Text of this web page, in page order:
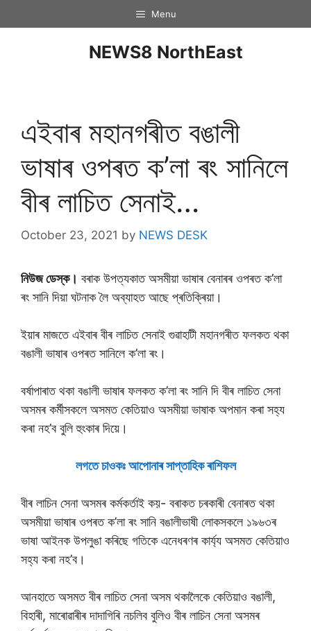
Menu
NEWS8 NorthEast
এইবাৰ মহানগৰীত বঙালী
ভাষাৰ ওপৰত ক’লা ৰং সানিলে
বীৰ লাচিত সেনাই…
October 23, 2021 by NEWS DESK
নিউজ ডেস্ক। বৰাক উপত্যকাত অসমীয়া ভাষাৰ বেনাৰৰ ওপৰত ক’লা
ৰং সানি দিয়া ঘটনাক লৈ অব্যাহত আছে প্ৰতিক্ৰিয়া।
ইয়াৰ মাজতে এইবাৰ বীৰ লাচিত সেনাই গুৱাহাটী মহানগৰীত ফলকত থকা
বঙালী ভাষাৰ ওপৰত সানিলে ক’লা ৰং।
বৰ্ষাপাৰাত থকা বঙালী ভাষাৰ ফলকত ক’লা ৰং সানি দি বীৰ লাচিত সেনা
অসমৰ কৰ্মীসকলে অসমত কেতিয়াও অসমীয়া ভাষাক অপমান কৰা সহ্য
কৰা নহ’ব বুলি হুংকাৰ দিয়ে।
লগতে চাওকঃ আপােনাৰ সাপ্তাহিক ৰাশিফল
বীৰ লাচিন সেনা অসমৰ কৰ্মকৰ্তাই কয়- বৰাকত চৰকাৰী বেনাৰত থকা
অসমীয়া ভাষাৰ ওপৰত ক’লা ৰং সানি বঙালীভাষী লোকসকলে ১৯৬৩ৰ
ভাষা আইনক উপলুঙা কৰিছে গতিকে এনেধৰণৰ কাৰ্য্য অসমত কেতিয়াও
সহ্য কৰা নহ’ব।
আনহাতে অসমত বীৰ লাচিত সেনা অসম থকালৈকে কেতিয়াও বঙালী,
বিহাৰী, মাৰোৱাৰীৰ দাদাগিৰি নচলিব বুলিও বীৰ লাচিন সেনা অসমৰ